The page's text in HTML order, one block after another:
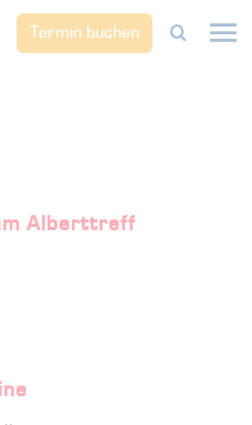
Termin buchen
Alberttreff